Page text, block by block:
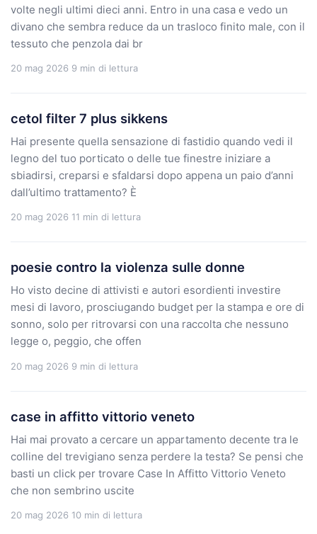
volte negli ultimi dieci anni. Entro in una casa e vedo un
divano che sembra reduce da un trasloco finito male, con il
tessuto che penzola dai br
20 mag 2026 9 min di lettura
cetol filter 7 plus sikkens
Hai presente quella sensazione di fastidio quando vedi il
legno del tuo porticato o delle tue finestre iniziare a
sbiadirsi, creparsi e sfaldarsi dopo appena un paio d’anni
dall’ultimo trattamento? È
20 mag 2026 11 min di lettura
poesie contro la violenza sulle donne
Ho visto decine di attivisti e autori esordienti investire
mesi di lavoro, prosciugando budget per la stampa e ore di
sonno, solo per ritrovarsi con una raccolta che nessuno
legge o, peggio, che offen
20 mag 2026 9 min di lettura
case in affitto vittorio veneto
Hai mai provato a cercare un appartamento decente tra le
colline del trevigiano senza perdere la testa? Se pensi che
basti un click per trovare Case In Affitto Vittorio Veneto
che non sembrino uscite
20 mag 2026 10 min di lettura